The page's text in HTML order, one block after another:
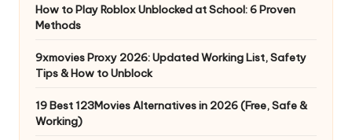
How to Play Roblox Unblocked at School: 6 Proven
Methods
9xmovies Proxy 2026: Updated Working List, Safety
Tips & How to Unblock
19 Best 123Movies Alternatives in 2026 (Free, Safe &
Working)